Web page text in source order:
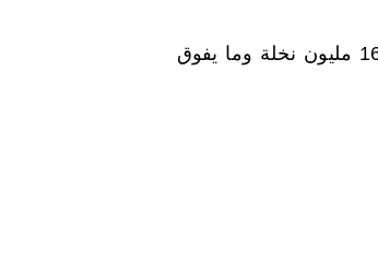
حيث أصبحت تمثل التمور الشعبة الفلاحية الأولى بالمناطق الجنوبية بأكثر من 16 مليون نخلة وما يفوق